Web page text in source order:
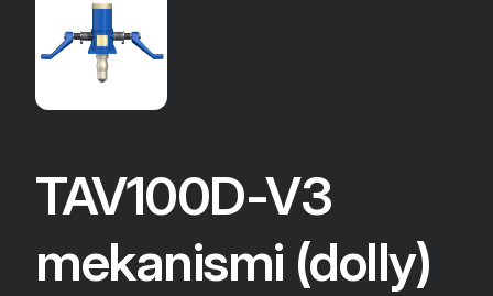
TAV100D-V3
mekanismi (dolly)